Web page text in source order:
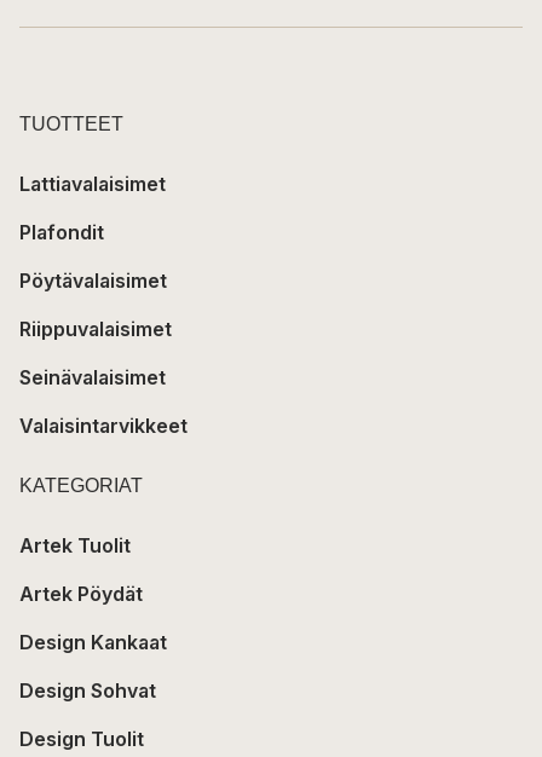
TUOTTEET
Lattiavalaisimet
Plafondit
Pöytävalaisimet
Riippuvalaisimet
Seinävalaisimet
Valaisintarvikkeet
KATEGORIAT
Artek Tuolit
Artek Pöydät
Design Kankaat
Design Sohvat
Design Tuolit